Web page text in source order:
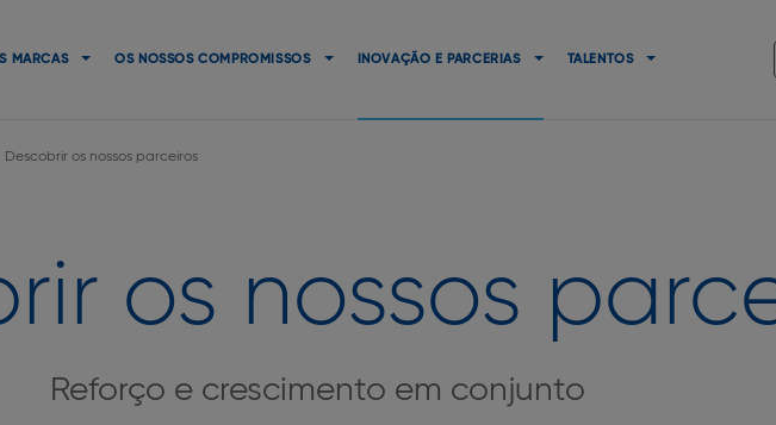
principale
MARCAS OS NOSSOS COMPROMISSOS INOVAÇÃO E PARCERIAS TALENTOS
Descobrir os nossos parceiros
os nossos
Reforço e crescimento em conjunto